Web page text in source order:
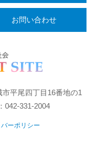
お問い合わせ
平尾四丁目16番地の1
331-2004
バーポリシー